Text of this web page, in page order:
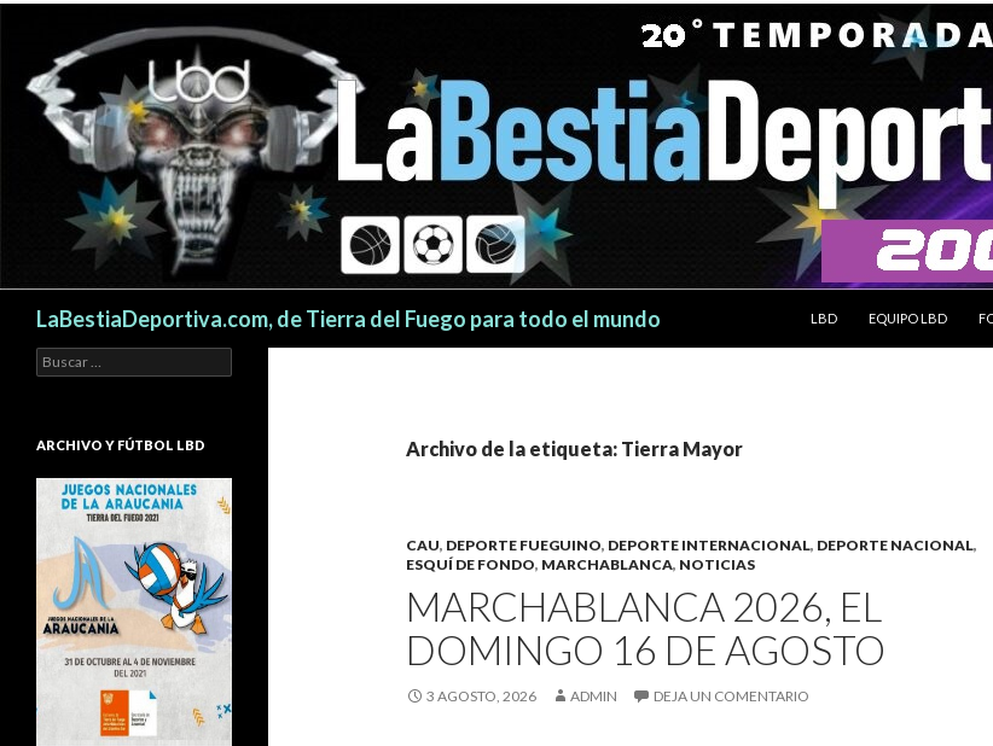
LaBestiaDeportiva.com, de Tierra del Fuego para todo el mundo
LBD
EQUIPO LBD
Archivo de la etiqueta: Tierra Mayor
CAU, DEPORTE FUEGUINO, DEPORTE INTERNACIONAL, DEPORTE NACIONAL,
ESQUÍ DE FONDO, MARCHABLANCA, NOTICIAS
MARCHABLANCA 2026, EL
DOMINGO 16 DE AGOSTO
3 AGOSTO, 2026 ADMIN DEJA UN COMENTARIO
Buscar:
ARCHIVO Y FÚTBOL LBD